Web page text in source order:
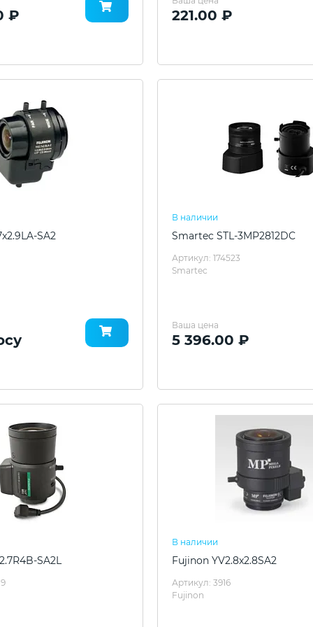
₽ 221.00 ₽
SA2
В наличии
Smartec STL-3MP2812DC
Артикул: 174523
Smartec
Ваша цена
5 396.00 ₽
SA2L
В наличии
Fujinon YV2.8x2.8SA2
Артикул: 3916
Fujinon